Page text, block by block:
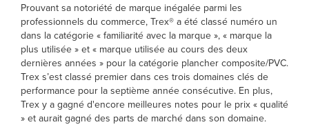
Prouvant sa notoriété de marque inégalée parmi les
professionnels du commerce, Trex® a été classé numéro un
dans la catégorie « familiarité avec la marque », « marque la
plus utilisée » et « marque utilisée au cours des deux
dernières années » pour la catégorie plancher composite/PVC.
Trex s’est classé premier dans ces trois domaines clés de
performance pour la septième année consécutive. En plus,
Trex y a gagné d'encore meilleures notes pour le prix « qualité
» et aurait gagné des parts de marché dans son domaine.